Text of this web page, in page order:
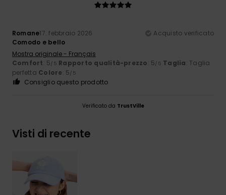
Romane17. febbraio 2026
Acquisto verificato
Comodo e bello
Mostra originale - Français
Comfort: 5/5 Rapporto qualità-prezzo: 5/5 Taglia: Taglia
perfetta Colore: 5/5
Consiglio questo prodotto
Verificato da TrustVille
Visti di recente